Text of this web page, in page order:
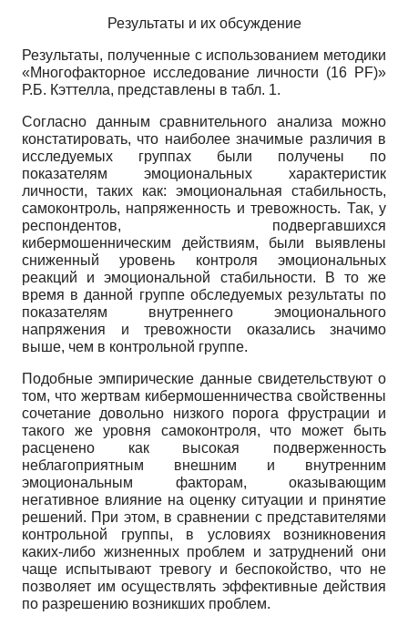
Результаты и их обсуждение
Результаты, полученные с использованием методики
«Многофакторное исследование личности (16 PF)»
Р.Б. Кэттелла, представлены в табл. 1.
Согласно данным сравнительного анализа можно
констатировать, что наиболее значимые различия в
исследуемых группах были получены по
показателям эмоциональных характеристик
личности, таких как: эмоциональная стабильность,
самоконтроль, напряженность и тревожность. Так, у
респондентов, подвергавшихся
кибермошенническим действиям, были выявлены
сниженный уровень контроля эмоциональных
реакций и эмоциональной стабильности. В то же
время в данной группе обследуемых результаты по
показателям внутреннего эмоционального
напряжения и тревожности оказались значимо
выше, чем в контрольной группе.
Подобные эмпирические данные свидетельствуют о
том, что жертвам кибермошенничества свойственны
сочетание довольно низкого порога фрустрации и
такого же уровня самоконтроля, что может быть
расценено как высокая подверженность
неблагоприятным внешним и внутренним
эмоциональным факторам, оказывающим
негативное влияние на оценку ситуации и принятие
решений. При этом, в сравнении с представителями
контрольной группы, в условиях возникновения
каких-либо жизненных проблем и затруднений они
чаще испытывают тревогу и беспокойство, что не
позволяет им осуществлять эффективные действия
по разрешению возникших проблем.